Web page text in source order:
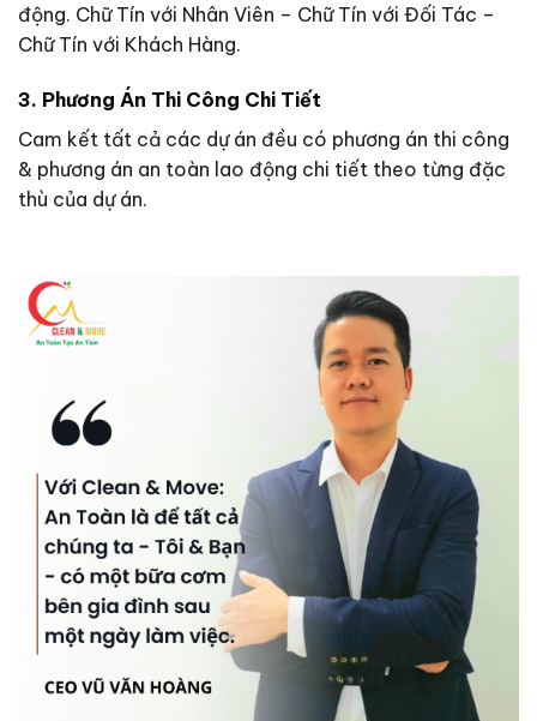
động. Chữ Tín với Nhân Viên – Chữ Tín với Đối Tác –
Chữ Tín với Khách Hàng.
3. Phương Án Thi Công Chi Tiết
Cam kết tất cả các dự án đều có phương án thi công
& phương án an toàn lao động chi tiết theo từng đặc
thù của dự án.